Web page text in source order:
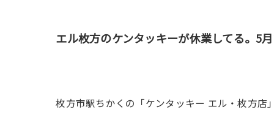
エル枚方のケンタッキーが休業してる。5
枚方市駅ちかくの「ケンタッキー エル・枚方店